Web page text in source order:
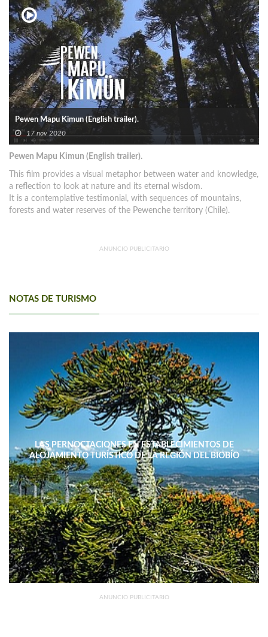
Pewen Mapu Kimun (English trailer).
17 nov 2020
Pewen Mapu Kimun (English trailer).
This film provides a visual metaphor between water and knowledge,
a reflection to look at nature and its eternal wisdom.
It is a contemplative testimonial, with sequences of mountains,
forests and water reserves of the Pewenche territory (Chile).
ANUNCIO PUBLICITARIO
NOTAS DE TURISMO
LAS PERNOCTACIONES EN ESTABLECIMIENTOS DE
ALOJAMIENTO TURÍSTICO DE LA REGIÓN DEL BIOBÍO
DISMINUYERON 15,4% INTERANUAL
ANUNCIO PUBLICITARIO